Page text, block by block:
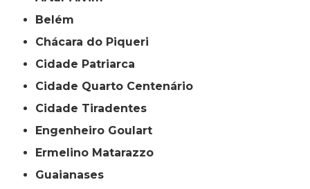
Belém
Chácara do Piqueri
Cidade Patriarca
Cidade Quarto Centenário
Cidade Tiradentes
Engenheiro Goulart
Ermelino Matarazzo
Guaianases